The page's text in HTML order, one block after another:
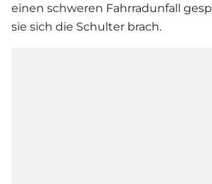
einen schweren Fahrradunfall
sie sich die Schulter brach.